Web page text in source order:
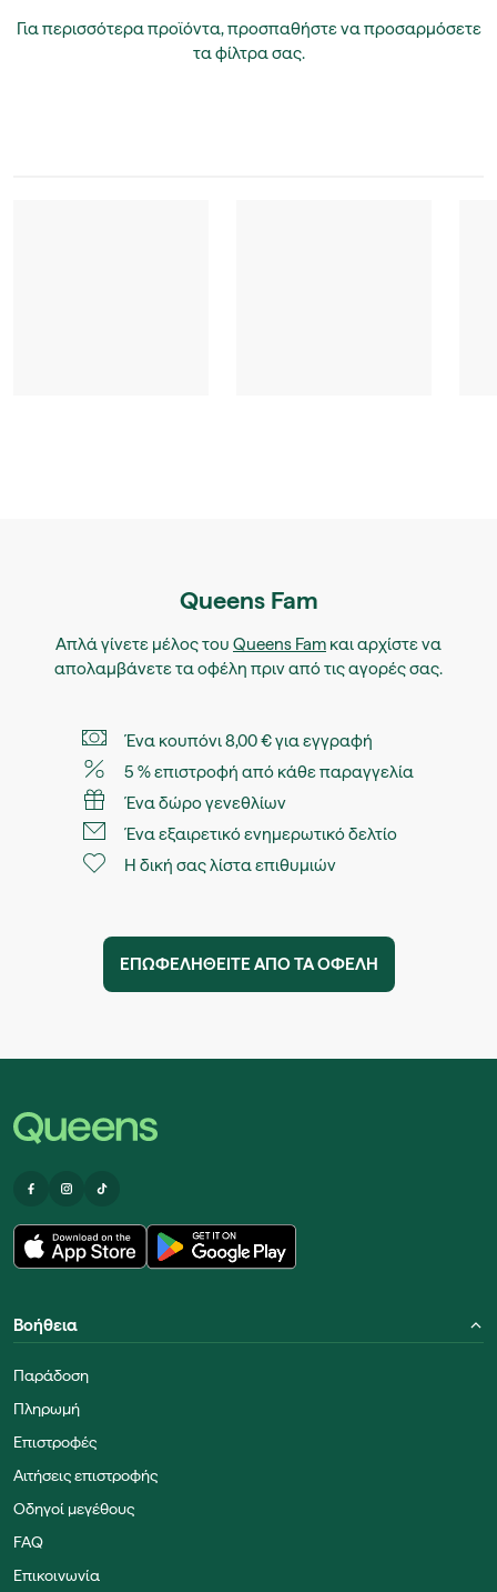
Για περισσότερα προϊόντα, προσπαθήστε να προσαρμόσετε
τα φίλτρα σας.
Queens Fam
Απλά γίνετε μέλος του Queens Fam και αρχίστε να
απολαμβάνετε τα οφέλη πριν από τις αγορές σας.
Ένα κουπόνι 8,00 € για εγγραφή
5 % επιστροφή από κάθε παραγγελία
Ένα δώρο γενεθλίων
Ένα εξαιρετικό ενημερωτικό δελτίο
Η δική σας λίστα επιθυμιών
ΕΠΩΦΕΛΗΘΕIΤΕ ΑΠO ΤΑ ΟΦEΛΗ
Βοήθεια
Παράδοση
Πληρωμή
Επιστροφές
Αιτήσεις επιστροφής
Οδηγοί μεγέθους
FAQ
Επικοινωνία